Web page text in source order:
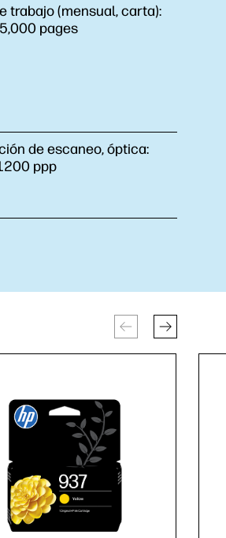
trabajo (mensual, carta):
pages
de escaneo, óptica:
ppp